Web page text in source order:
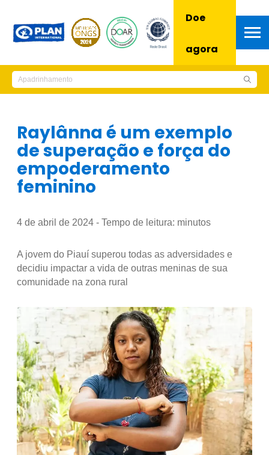
Doe
agora
Raylânna é um exemplo
de superação e força do
empoderamento
feminino
4 de abril de 2024 - Tempo de leitura: minutos
A jovem do Piauí superou todas as adversidades e
decidiu impactar a vida de outras meninas de sua
comunidade na zona rural